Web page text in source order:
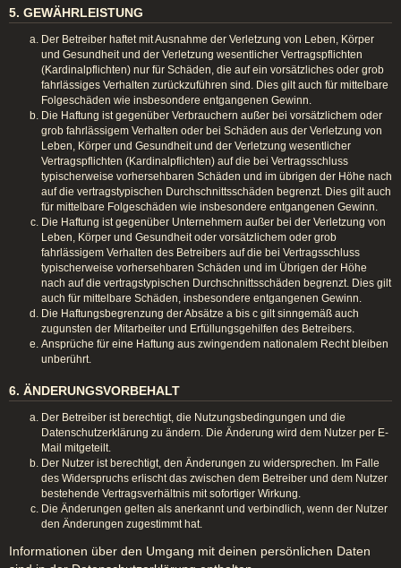
5. GEWÄHRLEISTUNG
Der Betreiber haftet mit Ausnahme der Verletzung von Leben, Körper
und Gesundheit und der Verletzung wesentlicher Vertragspflichten
(Kardinalpflichten) nur für Schäden, die auf ein vorsätzliches oder grob
fahrlässiges Verhalten zurückzuführen sind. Dies gilt auch für mittelbare
Folgeschäden wie insbesondere entgangenen Gewinn.
Die Haftung ist gegenüber Verbrauchern außer bei vorsätzlichem oder
grob fahrlässigem Verhalten oder bei Schäden aus der Verletzung von
Leben, Körper und Gesundheit und der Verletzung wesentlicher
Vertragspflichten (Kardinalpflichten) auf die bei Vertragsschluss
typischerweise vorhersehbaren Schäden und im übrigen der Höhe nach
auf die vertragstypischen Durchschnittsschäden begrenzt. Dies gilt auch
für mittelbare Folgeschäden wie insbesondere entgangenen Gewinn.
Die Haftung ist gegenüber Unternehmern außer bei der Verletzung von
Leben, Körper und Gesundheit oder vorsätzlichem oder grob
fahrlässigem Verhalten des Betreibers auf die bei Vertragsschluss
typischerweise vorhersehbaren Schäden und im Übrigen der Höhe
nach auf die vertragstypischen Durchschnittsschäden begrenzt. Dies gilt
auch für mittelbare Schäden, insbesondere entgangenen Gewinn.
Die Haftungsbegrenzung der Absätze a bis c gilt sinngemäß auch
zugunsten der Mitarbeiter und Erfüllungsgehilfen des Betreibers.
Ansprüche für eine Haftung aus zwingendem nationalem Recht bleiben
unberührt.
6. ÄNDERUNGSVORBEHALT
Der Betreiber ist berechtigt, die Nutzungsbedingungen und die
Datenschutzerklärung zu ändern. Die Änderung wird dem Nutzer per E-
Mail mitgeteilt.
Der Nutzer ist berechtigt, den Änderungen zu widersprechen. Im Falle
des Widerspruchs erlischt das zwischen dem Betreiber und dem Nutzer
bestehende Vertragsverhältnis mit sofortiger Wirkung.
Die Änderungen gelten als anerkannt und verbindlich, wenn der Nutzer
den Änderungen zugestimmt hat.
Informationen über den Umgang mit deinen persönlichen Daten